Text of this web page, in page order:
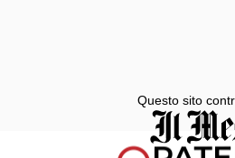
Questo sito